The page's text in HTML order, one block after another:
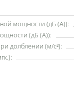
мощности (дБ (А)):
(дБ (А)):
долблении (м/с²):